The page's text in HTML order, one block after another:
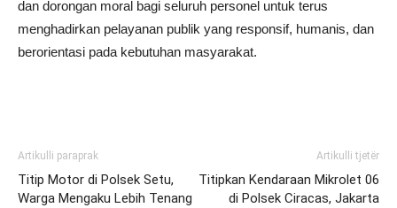
dan dorongan moral bagi seluruh personel untuk terus
menghadirkan pelayanan publik yang responsif, humanis, dan
berorientasi pada kebutuhan masyarakat.
Artikulli paraprak
Titip Motor di Polsek Setu,
Warga Mengaku Lebih Tenang
Artikulli tjetër
Titipkan Kendaraan Mikrolet 06
di Polsek Ciracas, Jakarta